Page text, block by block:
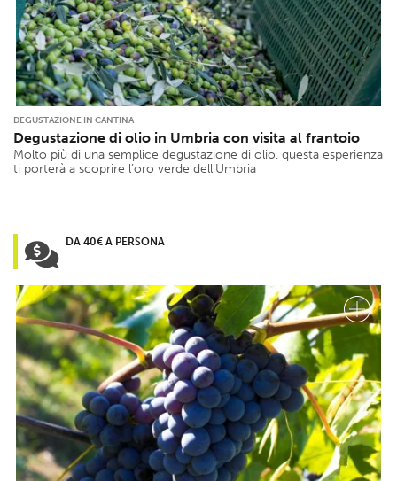
DEGUSTAZIONE IN CANTINA
Degustazione di olio in Umbria con visita al frantoio
Molto più di una semplice degustazione di olio, questa esperienza
ti porterà a scoprire l’oro verde dell’Umbria
DA 40€ A PERSONA